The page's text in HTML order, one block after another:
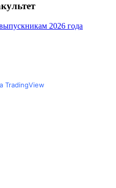
2026 года
TradingView